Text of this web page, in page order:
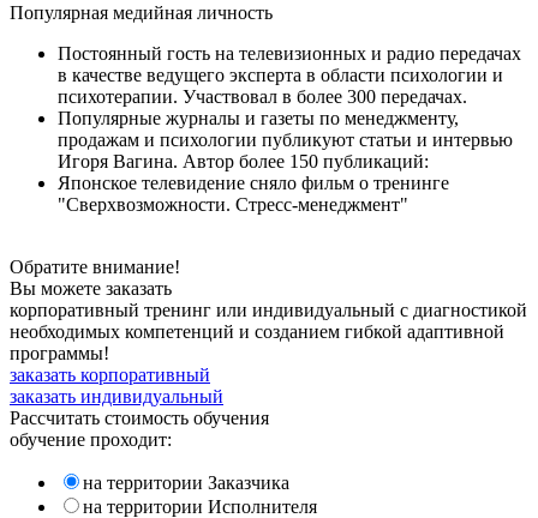
Популярная медийная личность
Постоянный гость на телевизионных и радио передачах
в качестве ведущего эксперта в области психологии и
психотерапии. Участвовал в более 300 передачах.
Популярные журналы и газеты по менеджменту,
продажам и психологии публикуют статьи и интервью
Игоря Вагина. Автор более 150 публикаций:
Японское телевидение сняло фильм о тренинге
"Сверхвозможности. Стресс-менеджмент"
Обратите внимание!
Вы можете заказать
корпоративный тренинг или индивидуальный с диагностикой
необходимых компетенций и созданием гибкой адаптивной
программы!
заказать корпоративный
заказать индивидуальный
Рассчитать стоимость обучения
обучение проходит:
на территории Заказчика
на территории Исполнителя